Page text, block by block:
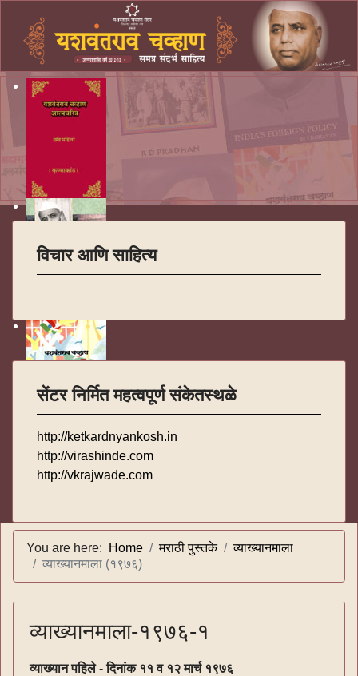
विचार आणि साहित्य
सेंटर निर्मित महत्वपूर्ण संकेतस्थळे
http://ketkardnyankosh.in
http://virashinde.com
http://vkrajwade.com
You are here: Home मराठी पुस्तके
व्याख्यानमाला
व्याख्यानमाला (१९७६)
व्याख्यानमाला-१९७६-१
व्याख्यान पहिले - दिनांक ११ व १२ मार्च १९७६